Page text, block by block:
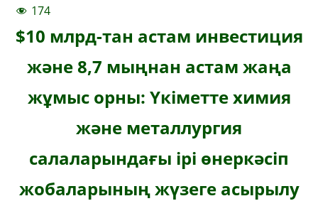
174
$10 млрд-тан астам инвестиция
және 8,7 мыңнан астам жаңа
жұмыс орны: Үкіметте химия
және металлургия
салаларындағы ірі өнеркәсіп
жобаларының жүзеге асырылу